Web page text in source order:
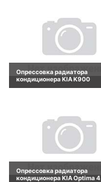
Опрессовка радиатора
кондиционера KIA K900
Опрессовка радиатора
кондиционера KIA Optima 4